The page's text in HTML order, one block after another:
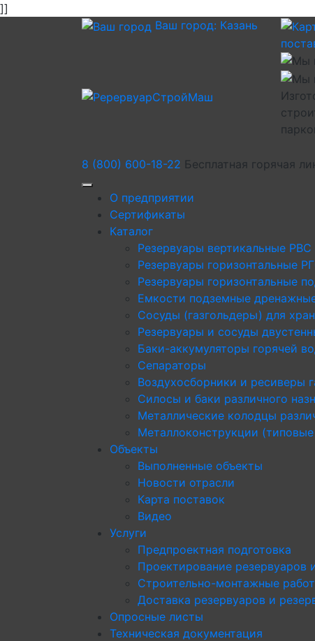
]]
Ваш город: Казань
8 (800) 600-18-22 Бесплатная горячая
О предприятии
Сертификаты
Каталог
Резервуары вертикальные РВС
Резервуары горизонтальные
Резервуары горизонтальные
Емкости подземные
Сосуды (газгольдеры) для
Резервуары и сосуды
Баки-аккумуляторы горячей
Сепараторы
Воздухосборники и ресиверы
Силосы и баки различного
Металлические колодцы
Металлоконструкции
Объекты
Выполненные объекты
Новости отрасли
Карта поставок
Видео
Услуги
Предпроектная подготовка
Проектирование резервуаров
Строительно-монтажные
Доставка резервуаров и
Опросные листы
Техническая документация